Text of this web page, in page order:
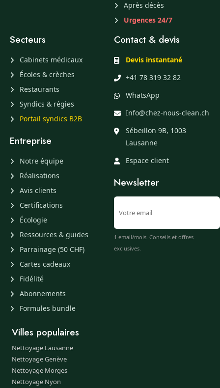
Après décès
Urgences 24/7
Secteurs
Cabinets médicaux
Écoles & crèches
Restaurants
Syndics & régies
Portail syndics B2B
Entreprise
Notre équipe
Réalisations
Avis clients
Certifications
Écologie
Ressources & guides
Parrainage (50 CHF)
Cartes cadeaux
Fidélité
Abonnements
Formules bundle
Contact & devis
Devis instantané
+41 78 319 32 82
WhatsApp
Info@chez-nous-clean.ch
Sébeillon 9B, 1003
Lausanne
Espace client
Newsletter
1 email/mois. Conseils et offres
exclusives.
Villes populaires
Nettoyage Lausanne
Nettoyage Genève
Nettoyage Morges
Nettoyage Nyon